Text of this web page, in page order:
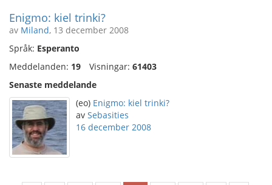
Enigmo: kiel trinki?
av Miland, 13 december 2008
Språk: Esperanto
Meddelanden: 19 Visningar: 61403
Senaste meddelande
(eo) Enigmo: kiel trinki?
av Sebasities
16 december 2008